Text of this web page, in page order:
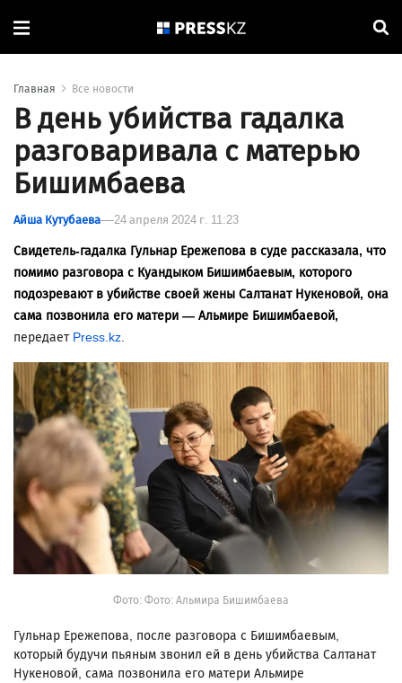
Главная Все новости
В день убийства гадалка
разговаривала с матерью
Бишимбаева
Айша Кутубаева 24 апреля 2024 г. 11:23
Свидетель-гадалка Гульнар Ережепова в суде рассказала, что
помимо разговора с Куандыком Бишимбаевым, которого
подозревают в убийстве своей жены Салтанат Нукеновой, она
сама позвонила его матери — Альмире Бишимбаевой,
передает Press.kz.
Фото: Фото: Альмира Бишимбаева
Гульнар Ережепова, после разговора с Бишимбаевым,
который будучи пьяным звонил ей в день убийства Салтанат
Нукеновой, сама позвонила его матери Альмире